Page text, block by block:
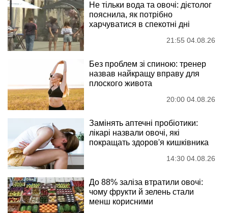
Не тільки вода та овочі: дієтолог
пояснила, як потрібно
харчуватися в спекотні дні
21:55 04.08.26
Без проблем зі спиною: тренер
назвав найкращу вправу для
плоского живота
20:00 04.08.26
Замінять аптечні пробіотики:
лікарі назвали овочі, які
покращать здоров'я кишківника
14:30 04.08.26
До 88% заліза втратили овочі:
чому фрукти й зелень стали
менш корисними